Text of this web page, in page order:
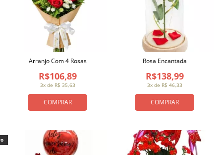
COMPRAR
3x de R$ 35,63
R$106,89
Arranjo Com 4 Rosas
COMPRAR
3x de R$ 46,33
R$138,99
Rosa Encantada